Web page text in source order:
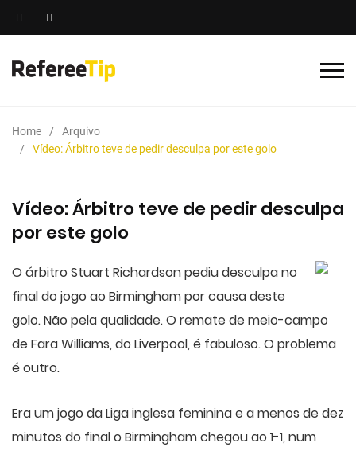
Home
Arquivo
Vídeo: Árbitro teve de pedir desculpa por este golo
Vídeo: Árbitro teve de pedir desculpa
por este golo
O árbitro Stuart Richardson pediu desculpa no
final do jogo ao Birmingham por causa deste
golo. Não pela qualidade. O remate de meio-campo
de Fara Williams, do Liverpool, é fabuloso. O problema
é outro.
Era um jogo da Liga inglesa feminina e a menos de dez
minutos do final o Birmingham chegou ao 1-1, num